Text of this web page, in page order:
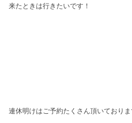
来たときは行きたいです！
連休明けはご予約たくさん頂いておりま